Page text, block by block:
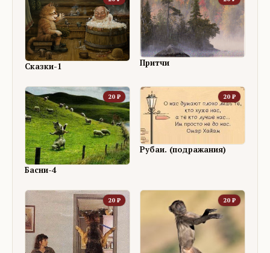
Сказки-1 Притчи
20 ₽
Басни-4
20 ₽
Рубаи. (подражания)
20 ₽ 20 ₽